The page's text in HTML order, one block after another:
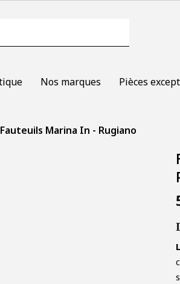
Nos marques Pièces
Fauteuils Marina In - Rugiano